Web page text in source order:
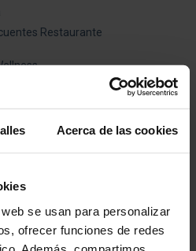
Acerca de las cookies
se usan para personalizar
ofrecer funciones de redes
Restaurante
Salud
Belleza